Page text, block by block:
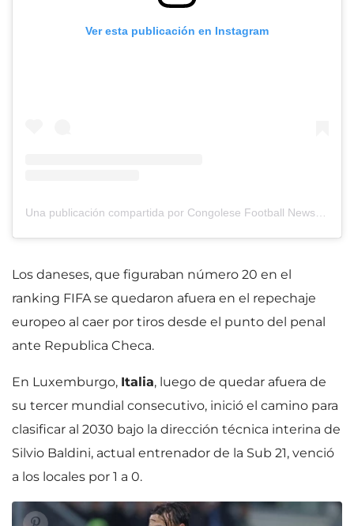
Ver esta publicación en Instagram
Una publicación compartida por Congolese Football News (@congolese_football_news)
Los daneses, que figuraban número 20 en el
ranking FIFA se quedaron afuera en el repechaje
europeo al caer por tiros desde el punto del penal
ante Republica Checa.
En Luxemburgo, Italia, luego de quedar afuera de
su tercer mundial consecutivo, inició el camino para
clasificar al 2030 bajo la dirección técnica interina de
Silvio Baldini, actual entrenador de la Sub 21, venció
a los locales por 1 a 0.